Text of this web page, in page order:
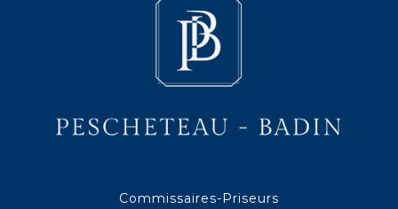
Commissaires-Priseurs